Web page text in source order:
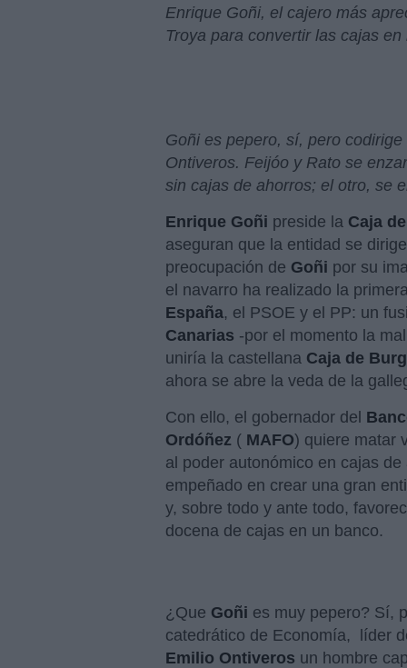
Enrique Goñi, el cajero más
Troya para convertir las cajas en
Goñi es pepero, sí, pero
Ontiveros. Feijóo y Rato se
sin cajas de ahorros; el otro, se
Enrique Goñi preside la Caja
aseguran que la entidad se
preocupación de Goñi por su
el navarro ha realizado la
España, el PSOE y el PP: un
Canarias -por el momento la
uniría la castellana Caja de
ahora se abre la veda de la
Con ello, el gobernador del
Ordóñez ( MAFO) quiere matar
al poder autonómico en cajas
empeñado en crear una gran
y, sobre todo y ante todo,
docena de cajas en un banco.
¿Que Goñi es muy pepero? Sí,
catedrático de Economía, líder
Emilio Ontiveros un hombre